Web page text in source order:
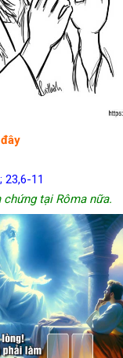
11
tại Rôma nữa.